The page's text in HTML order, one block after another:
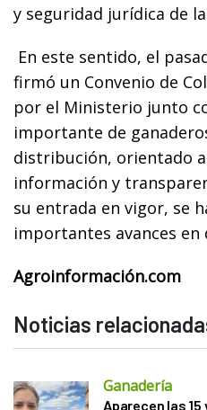
y seguridad jurídica de
En este sentido, el
firmó un Convenio de
por el Ministerio junto
importante de
distribución, orientado
información y
su entrada en vigor, se
importantes avances en
Agroinformación.com
Noticias
Ganadería
Aparecen las